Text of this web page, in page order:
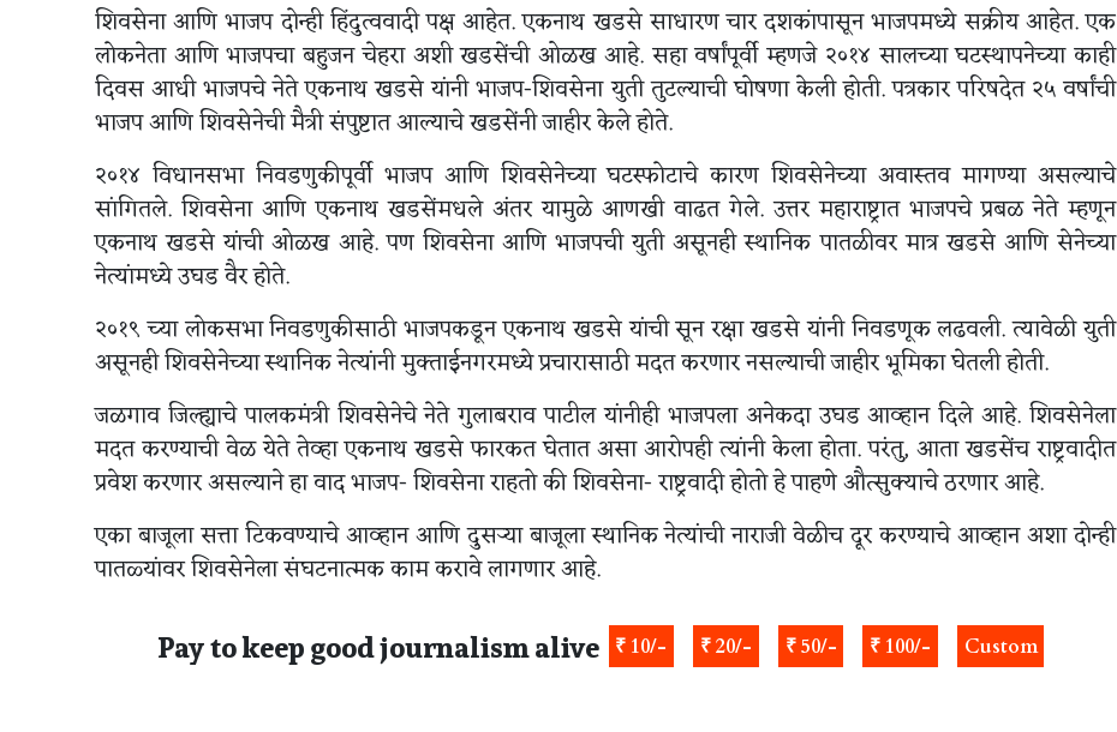
शिवसेना आणि भाजप दोन्ही हिंदुत्ववादी पक्ष आहेत. एकनाथ खडसे साधारण चार दशकांपासून भाजपमध्ये सक्रीय आहेत. एक
लोकनेता आणि भाजपचा बहुजन चेहरा अशी खडसेंची ओळख आहे. सहा वर्षांपूर्वी म्हणजे २०१४ सालच्या घटस्थापनेच्या काही
दिवस आधी भाजपचे नेते एकनाथ खडसे यांनी भाजप-शिवसेना युती तुटल्याची घोषणा केली होती. पत्रकार परिषदेत २५ वर्षांची
भाजप आणि शिवसेनेची मैत्री संपुष्टात आल्याचे खडसेंनी जाहीर केले होते.
२०१४ विधानसभा निवडणुकीपूर्वी भाजप आणि शिवसेनेच्या घटस्फोटाचे कारण शिवसेनेच्या अवास्तव मागण्या असल्याचे
सांगितले. शिवसेना आणि एकनाथ खडसेंमधले अंतर यामुळे आणखी वाढत गेले. उत्तर महाराष्ट्रात भाजपचे प्रबळ नेते म्हणून
एकनाथ खडसे यांची ओळख आहे. पण शिवसेना आणि भाजपची युती असूनही स्थानिक पातळीवर मात्र खडसे आणि सेनेच्या
नेत्यांमध्ये उघड वैर होते.
२०१९ च्या लोकसभा निवडणुकीसाठी भाजपकडून एकनाथ खडसे यांची सून रक्षा खडसे यांनी निवडणूक लढवली. त्यावेळी युती
असूनही शिवसेनेच्या स्थानिक नेत्यांनी मुक्ताईनगरमध्ये प्रचारासाठी मदत करणार नसल्याची जाहीर भूमिका घेतली होती.
जळगाव जिल्ह्याचे पालकमंत्री शिवसेनेचे नेते गुलाबराव पाटील यांनीही भाजपला अनेकदा उघड आव्हान दिले आहे. शिवसेनेला
मदत करण्याची वेळ येते तेव्हा एकनाथ खडसे फारकत घेतात असा आरोपही त्यांनी केला होता. परंतु, आता खडसेंच राष्ट्रवादीत
प्रवेश करणार असल्याने हा वाद भाजप- शिवसेना राहतो की शिवसेना- राष्ट्रवादी होतो हे पाहणे औत्सुक्याचे ठरणार आहे.
एका बाजूला सत्ता टिकवण्याचे आव्हान आणि दुसऱ्या बाजूला स्थानिक नेत्यांची नाराजी वेळीच दूर करण्याचे आव्हान अशा दोन्ही
पातळ्यांवर शिवसेनेला संघटनात्मक काम करावे लागणार आहे.
Pay to keep good journalism alive ₹ 10/- ₹ 20/- ₹ 50/- ₹ 100/- Custom